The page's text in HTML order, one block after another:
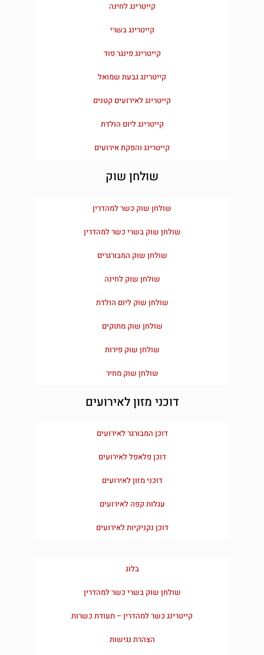
קייטרינג לחינה
קייטרינג בשרי
קייטרינג פינגר פוד
קייטרינג גבעת שמואל
קייטרינג לאירועים קטנים
קייטרינג ליום הולדת
קייטרינג והפקת אירועים
שולחן שוק
שולחן שוק כשר למהדרין
שולחן שוק בשרי כשר למהדרין
שולחן שוק המבורגרים
שולחן שוק לחינה
שולחן שוק ליום הולדת
שולחן שוק מתוקים
שולחן שוק פירות
שולחן שוק מחיר
דוכני מזון לאירועים
דוכן המבורגר לאירועים
דוכן פלאפל לאירועים
דוכני מזון לאירועים
עגלות קפה לאירועים
דוכן נקניקיות לאירועים
בלוג
שולחן שוק בשרי כשר למהדרין
קייטרינג כשר למהדרין – תעודת כשרות
הצהרת נגישות